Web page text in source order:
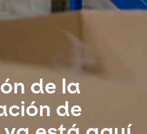
e idioma
de la
de